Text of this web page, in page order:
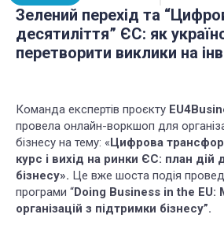
Зелений перехід та
десятиліття” ЄС: як
перетворити виклики на
Команда експертів проєкту
провела онлайн-воркшоп для
бізнесу на тему: «Цифрова
курс і вихід на ринки ЄС: план дій
бізнесу». Це вже шоста подія
програми “Doing Business in the EU:
організацій з підтримки бізнесу”.